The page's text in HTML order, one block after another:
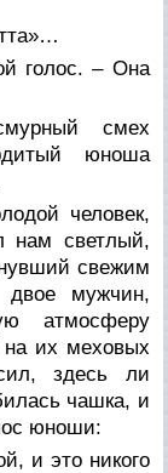
голос. – Она
смех
юноша
человек,
нам светлый,
свежим
мужчин,
атмосферу
их меховых
здесь ли
чашка, и
юноши:
и это никого